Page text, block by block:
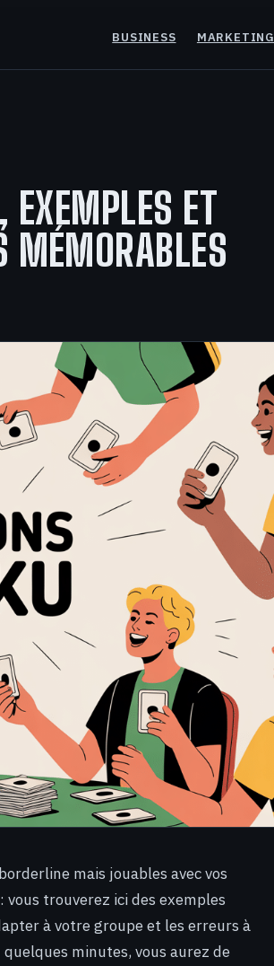
BUSINESS MARKETING
EXEMPLES ET
MÉMORABLES
mais jouables avec vos
vous trouverez ici des exemples
à votre groupe et les erreurs à
minutes, vous aurez de